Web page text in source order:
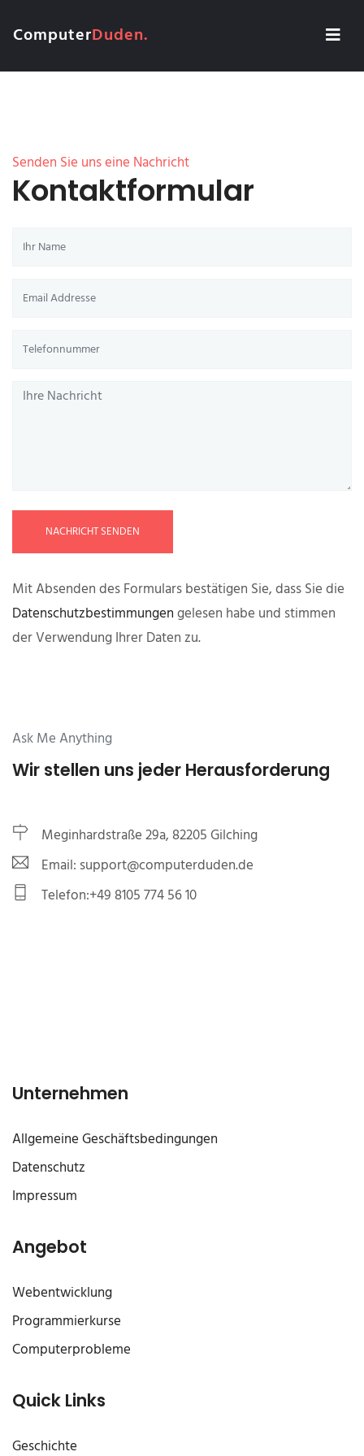
ComputerDuden.
Senden Sie uns eine Nachricht
Kontaktformular
NACHRICHT SENDEN
Mit Absenden des Formulars bestätigen Sie, dass Sie die
Datenschutzbestimmungengelesen habe und stimmen
der Verwendung Ihrer Daten zu.
Ask Me Anything
Wir stellen uns jeder Herausforderung
Meginhardstraße 29a, 82205 Gilching
Email: support@computerduden.de
Telefon:+49 8105 774 56 10
Unternehmen
Allgemeine Geschäftsbedingungen
Datenschutz
Impressum
Angebot
Webentwicklung
Programmierkurse
Computerprobleme
Quick Links
Geschichte